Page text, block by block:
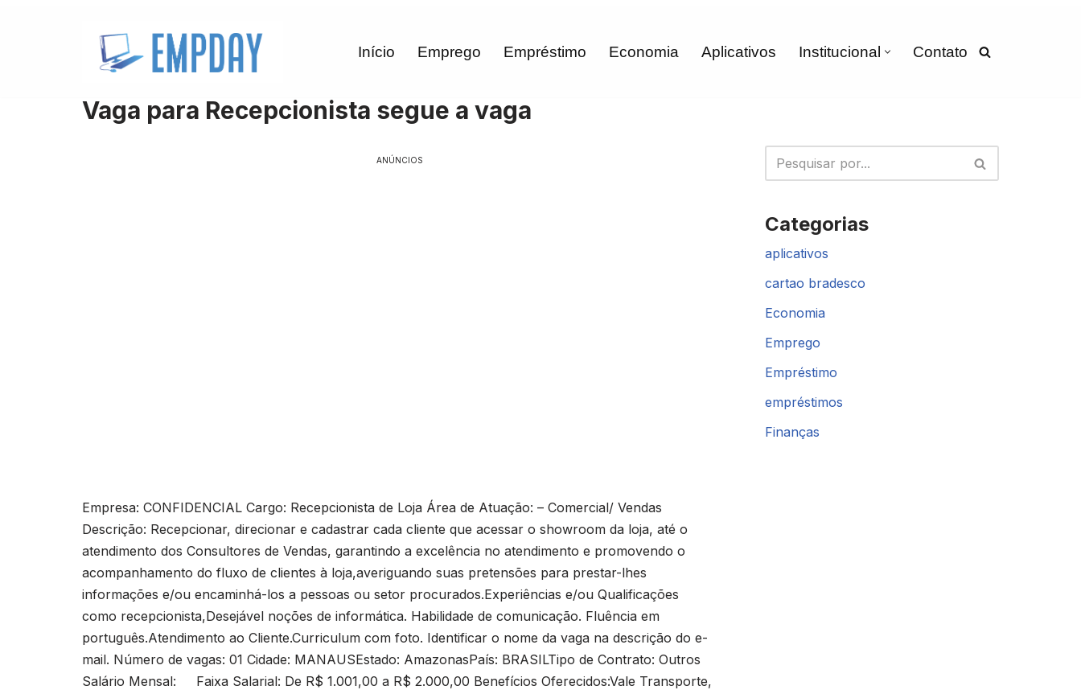
Início Emprego Empréstimo Economia Aplicativos Institucional Contato
Vaga para Recepcionista segue a vaga
ANÚNCIOS
Empresa: CONFIDENCIAL Cargo: Recepcionista de Loja Área de Atuação: – Comercial/ Vendas
Descrição: Recepcionar, direcionar e cadastrar cada cliente que acessar o showroom da loja, até o
atendimento dos Consultores de Vendas, garantindo a excelência no atendimento e promovendo o
acompanhamento do fluxo de clientes à loja,averiguando suas pretensões para prestar-lhes
informações e/ou encaminhá-los a pessoas ou setor procurados.Experiências e/ou Qualificações
como recepcionista,Desejável noções de informática. Habilidade de comunicação. Fluência em
português.Atendimento ao Cliente.Curriculum com foto. Identificar o nome da vaga na descrição do e-
mail. Número de vagas: 01 Cidade: MANAUSEstado: AmazonasPaís: BRASILTipo de Contrato: Outros
Salário Mensal: Faixa Salarial: De R$ 1.001,00 a R$ 2.000,00 Benefícios Oferecidos:Vale Transporte,
Categorias
aplicativos
cartao bradesco
Economia
Emprego
Empréstimo
empréstimos
Finanças